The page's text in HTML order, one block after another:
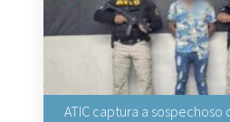
ATIC captura a sospechoso